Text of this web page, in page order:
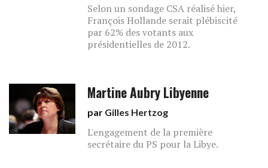
Selon un sondage CSA réalisé hier,
François Hollande serait plébiscité
par 62% des votants aux
présidentielles de 2012.
Martine Aubry Libyenne
par Gilles Hertzog
L'engagement de la première
secrétaire du PS pour la Libye.